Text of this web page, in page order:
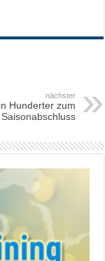
nächster
Hunderter zum
Saisonabschluss